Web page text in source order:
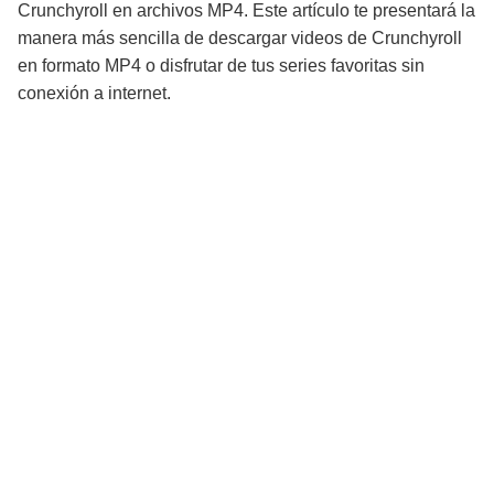
Crunchyroll en archivos MP4. Este artículo te presentará la
manera más sencilla de descargar videos de Crunchyroll
en formato MP4 o disfrutar de tus series favoritas sin
conexión a internet.